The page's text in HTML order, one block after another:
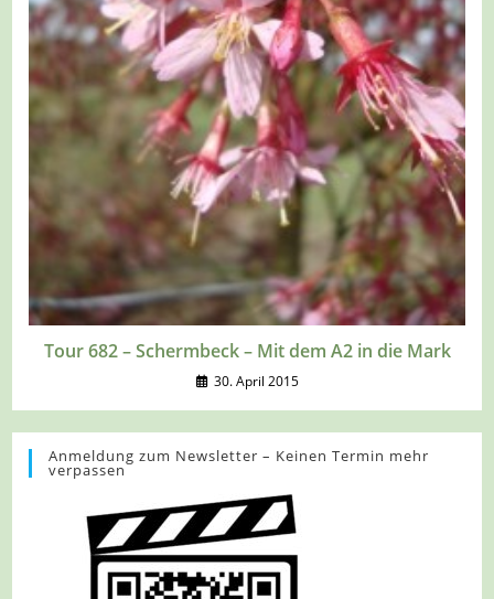
Tour 682 – Schermbeck – Mit dem A2 in die Mark
30. April 2015
Anmeldung zum Newsletter – Keinen Termin mehr
verpassen